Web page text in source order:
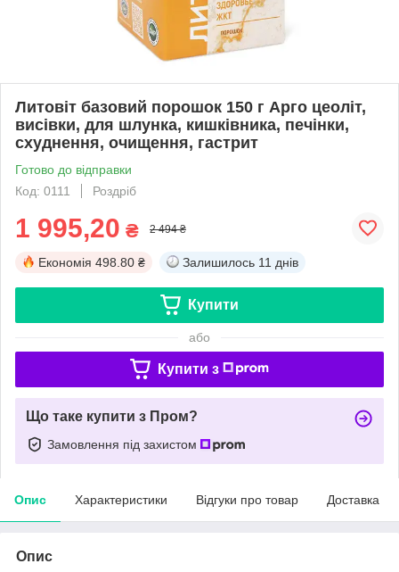
Литовіт базовий порошок 150 г Арго цеоліт,
висівки, для шлунка, кишківника, печінки,
схуднення, очищення, гастрит
Готово до відправки
Код: 0111
Роздріб
1 995,20 ₴ 2 494 ₴
Економія 498.80 ₴ Залишилось 11 днів
Купити
або
Купити з
Що таке купити з Пром?
Замовлення під захистом
Опис Характеристики Відгуки про товар Доставка
Опис